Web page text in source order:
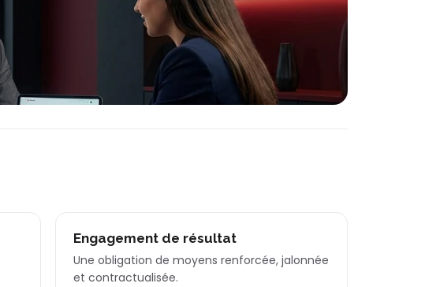
Engagement de résultat
Une obligation de moyens renforcée, jalonnée
et contractualisée.